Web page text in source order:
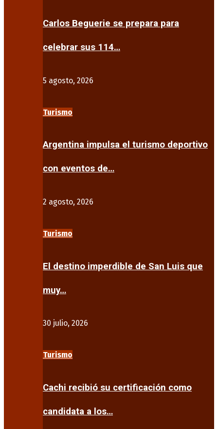
Carlos Beguerie se prepara para
celebrar sus 114…
5 agosto, 2026
Turismo
Argentina impulsa el turismo deportivo
con eventos de…
2 agosto, 2026
Turismo
El destino imperdible de San Luis que
muy…
30 julio, 2026
Turismo
Cachi recibió su certificación como
candidata a los…